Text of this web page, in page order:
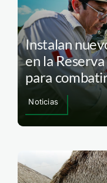
Instalan
en la
para
Noticias